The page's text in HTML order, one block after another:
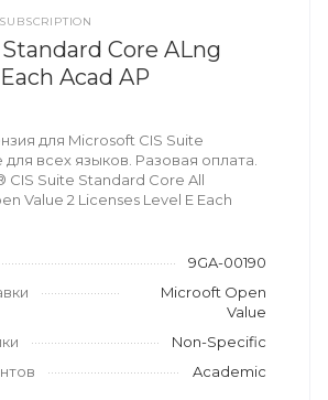
Core ALng
Acad AP
для Microsoft CIS Suite
всех языков. Разовая оплата.
CIS Suite Standard Core All
Value 2 Licenses Level E Each
9GA-00190
Microoft Open
Value
Non-Specific
Academic